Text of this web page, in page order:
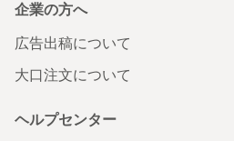
企業の方へ
広告出稿について
大口注文について
ヘルプセンター